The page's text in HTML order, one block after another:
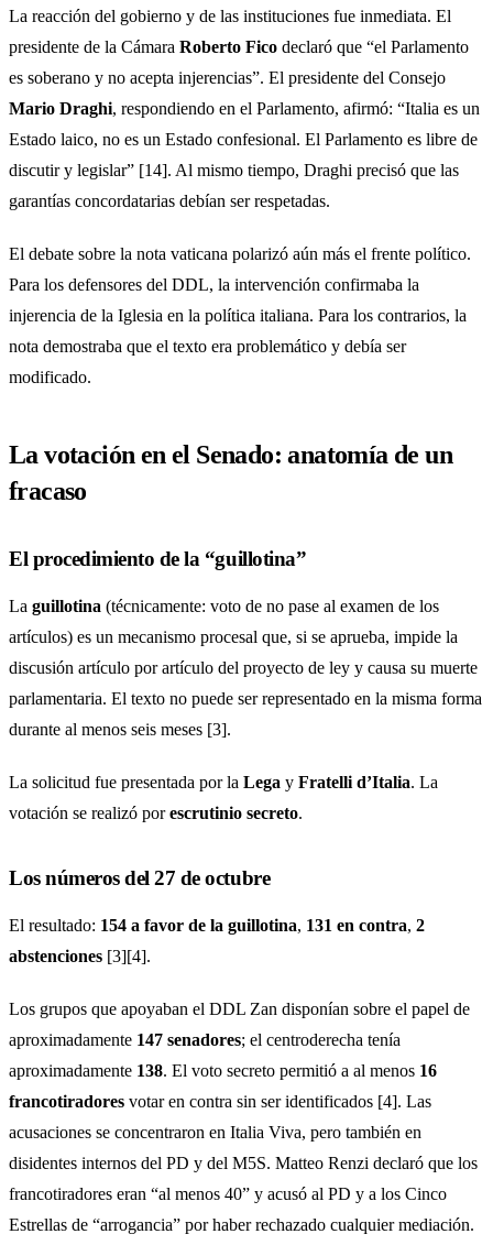
La reacción del gobierno y de las instituciones fue inmediata. El
presidente de la Cámara Roberto Fico declaró que “el Parlamento
es soberano y no acepta injerencias”. El presidente del Consejo
Mario Draghi, respondiendo en el Parlamento, afirmó: “Italia es un
Estado laico, no es un Estado confesional. El Parlamento es libre de
discutir y legislar” [14]. Al mismo tiempo, Draghi precisó que las
garantías concordatarias debían ser respetadas.
El debate sobre la nota vaticana polarizó aún más el frente político.
Para los defensores del DDL, la intervención confirmaba la
injerencia de la Iglesia en la política italiana. Para los contrarios, la
nota demostraba que el texto era problemático y debía ser
modificado.
La votación en el Senado: anatomía de un
fracaso
El procedimiento de la “guillotina”
La guillotina (técnicamente: voto de no pase al examen de los
artículos) es un mecanismo procesal que, si se aprueba, impide la
discusión artículo por artículo del proyecto de ley y causa su muerte
parlamentaria. El texto no puede ser representado en la misma forma
durante al menos seis meses [3].
La solicitud fue presentada por la Lega y Fratelli d’Italia. La
votación se realizó porescrutinio secreto.
Los números del 27 de octubre
El resultado: 154 a favor de la guillotina, 131 en contra, 2
abstenciones [3][4].
Los grupos que apoyaban el DDL Zan disponían sobre el papel de
aproximadamente 147 senadores; el centroderecha tenía
aproximadamente 138. El voto secreto permitió a al menos 16
francotiradores votar en contra sin ser identificados [4]. Las
acusaciones se concentraron en Italia Viva, pero también en
disidentes internos del PD y del M5S. Matteo Renzi declaró que los
francotiradores eran “al menos 40” y acusó al PD y a los Cinco
Estrellas de “arrogancia” por haber rechazado cualquier mediación.